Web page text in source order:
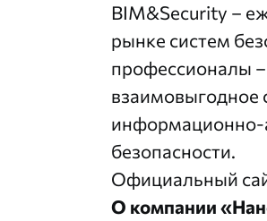
BIM&Security –
рынке систем
профессионалы
взаимовыгодное
информационно-
безопасности.
Официальный
О компании